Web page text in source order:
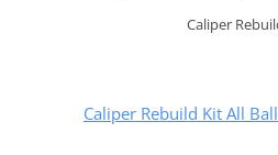
Caliper
Caliper Rebuild Kit All